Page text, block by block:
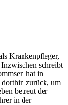
Krankenpfleger,
schreibt
hat in
zurück, um
betreut der
in der